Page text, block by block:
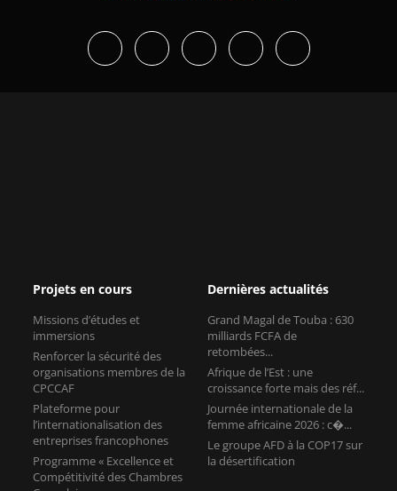
Projets en cours
Missions d’études et
immersions
Renforcer la sécurité des
organisations membres de la
CPCCAF
Plateforme pour
l’internationalisation des
entreprises francophones
Programme « Excellence et
Compétitivité des Chambres
Dernières actualités
Grand Magal de Touba : 630
milliards FCFA de
retombées...
Afrique de l’Est : une
croissance forte mais des réf...
Journée internationale de la
femme africaine 2026 : c�...
Le groupe AFD à la COP17 sur
la désertification